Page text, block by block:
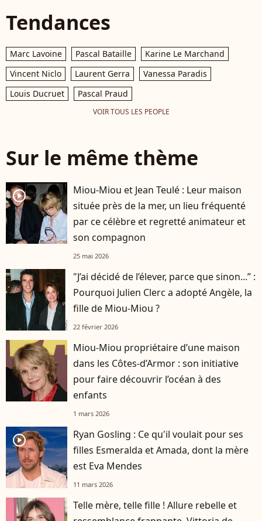
Tendances
Marc Lavoine Pascal Bataille
Karine Le Marchand
Vincent Niclo
Laurent Gerra
Vanessa Paradis
Louis Ducruet
Pascal Praud
VOIR TOUS LES PEOPLE
Sur le même thème
player2
Miou-Miou et Jean Teulé : Leur maison
située près de la mer, un lieu fréquenté
par ce célèbre et regretté animateur et
son compagnon
25 mai 2026
"J’ai décidé de l’élever, parce que sinon...” :
Pourquoi Julien Clerc a adopté Angèle, la
fille de Miou-Miou ?
22 février 2026
Miou-Miou propriétaire d’une maison
dans les Côtes-d’Armor : son initiative
pour faire découvrir l’océan à des
enfants
1 mars 2026
player2
Ryan Gosling : Ce qu'il voulait pour ses
filles Esmeralda et Amada, dont la mère
est Eva Mendes
11 mars 2026
Telle mère, telle fille ! Allure rebelle et